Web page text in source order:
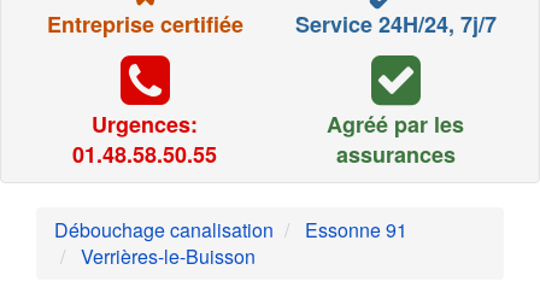
Entreprise certifiée Service 24H/24, 7j/7
Urgences:
01.48.58.50.55
Agréé par les
assurances
Débouchage canalisation
Essonne 91
Verrières-le-Buisson